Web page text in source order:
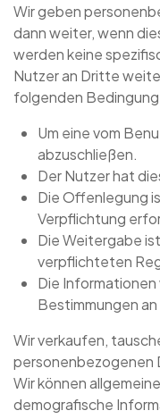
Wir geben
dann weiter, wenn
werden keine
Nutzer an Dritte
folgenden
Um eine vom
abzuschließen.
Der Nutzer hat
Die Offenlegung
Verpflichtung
Die Weitergabe
verpflichteten
Die
Bestimmungen
Wir verkaufen,
personenbezogenen
Wir können
demografische